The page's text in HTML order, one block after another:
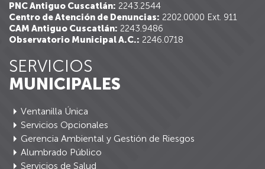
PNC Antiguo Cuscatlán: 2243.2544
Centro de Atención de Denuncias: 2202.0000 Ext. 911
CAM Antiguo Cuscatlán: 2243.9486
Observatorio Municipal A.C.: 2246.0718
SERVICIOS
MUNICIPALES
Ventanilla Única
Servicios Opcionales
Gerencia Ambiental y Gestión de Riesgos
Alumbrado Público
Servicios de Salud